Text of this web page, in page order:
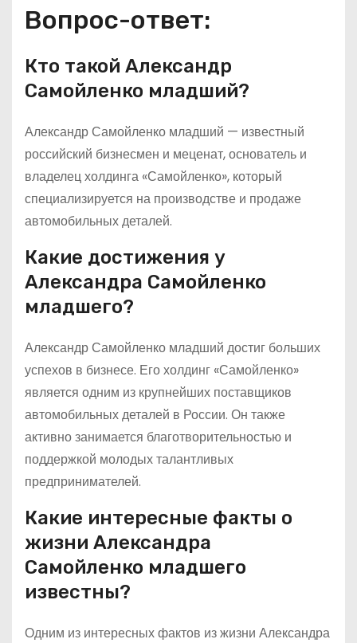
Вопрос-ответ:
Кто такой Александр
Самойленко младший?
Александр Самойленко младший — известный
российский бизнесмен и меценат, основатель и
владелец холдинга «Самойленко», который
специализируется на производстве и продаже
автомобильных деталей.
Какие достижения у
Александра Самойленко
младшего?
Александр Самойленко младший достиг больших
успехов в бизнесе. Его холдинг «Самойленко»
является одним из крупнейших поставщиков
автомобильных деталей в России. Он также
активно занимается благотворительностью и
поддержкой молодых талантливых
предпринимателей.
Какие интересные факты о
жизни Александра
Самойленко младшего
известны?
Одним из интересных фактов из жизни Александра